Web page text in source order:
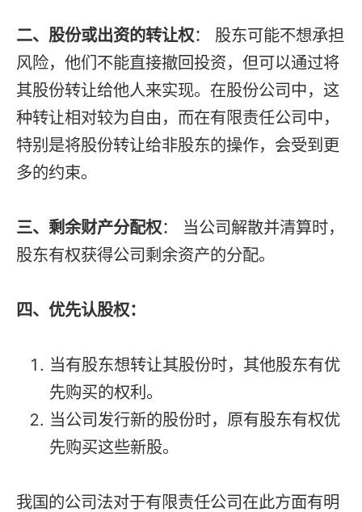
二、股份或出资的转让权： 股东可能不想承担
风险，他们不能直接撤回投资，但可以通过将
其股份转让给他人来实现。在股份公司中，这
种转让相对较为自由，而在有限责任公司中，
特别是将股份转让给非股东的操作，会受到更
多的约束。
三、剩余财产分配权： 当公司解散并清算时，
股东有权获得公司剩余资产的分配。
四、优先认股权：
当有股东想转让其股份时，其他股东有优
先购买的权利。
当公司发行新的股份时，原有股东有权优
先购买这些新股。
我国的公司法对于有限责任公司在此方面有明